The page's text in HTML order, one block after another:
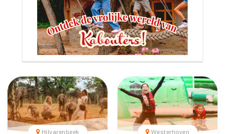
Hilvarenbeek Westerhoven